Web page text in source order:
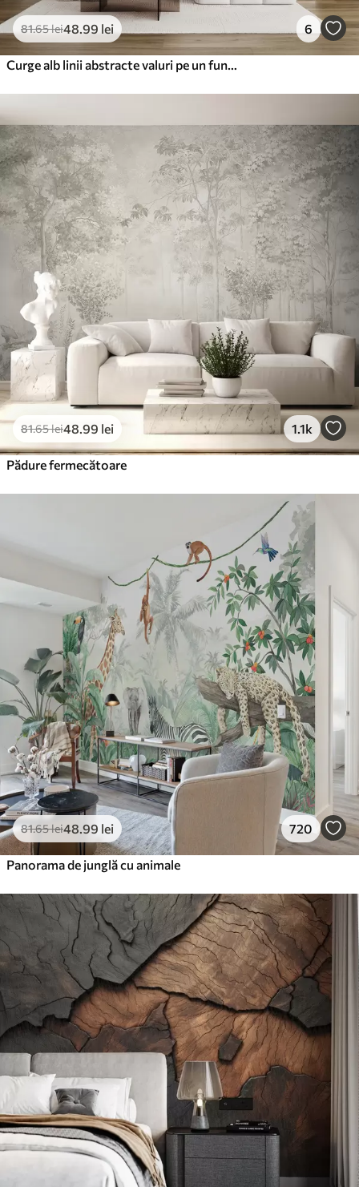
81.65lei48 .99 lei 6
81.65lei48 .99 lei 1.1k
Pădure fermecătoare
81.65lei48 .99 lei 720
Panorama de junglă cu animale